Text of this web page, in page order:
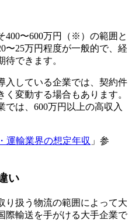
400〜600万円（※）の範囲と
〜25万円程度が一般的で、経
できます。
入している企業では、契約件
変動する場合もあります。
では、600万円以上の高収入
運輸業界の想定年収 」参
い
り扱う物流の範囲によって大
際輸送を手がける大手企業で